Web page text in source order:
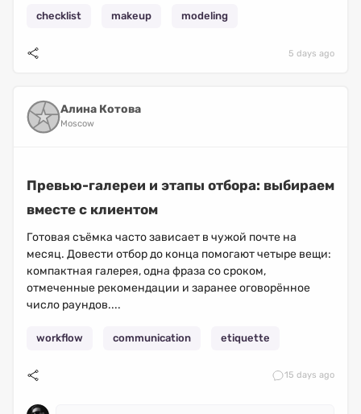
checklist makeup modeling
5 days ago
Алина Котова
Moscow
Превью-галереи и этапы отбора: выбираем
вместе с клиентом
Готовая съёмка часто зависает в чужой почте на
месяц. Довести отбор до конца помогают четыре вещи:
компактная галерея, одна фраза со сроком,
отмеченные рекомендации и заранее оговорённое
число раундов....
workflow communication etiquette
15 days ago